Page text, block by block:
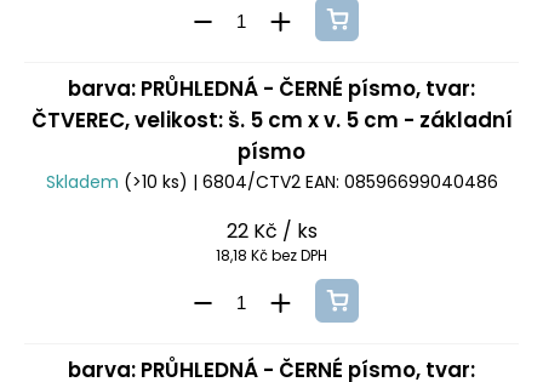
barva: PRŮHLEDNÁ - ČERNÉ písmo, tvar:
ČTVEREC, velikost: š. 5 cm x v. 5 cm - základní
písmo
Skladem (>10 ks) | 6804/CTV2 EAN: 08596699040486
22 Kč / ks
18,18 Kč bez DPH
barva: PRŮHLEDNÁ - ČERNÉ písmo, tvar: